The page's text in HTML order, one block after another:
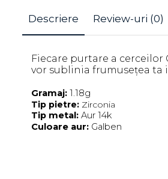
Descriere Review-uri (0)
Fiecare purtare a
vor sublinia frumusețea ta
Gramaj: 1.18g
Tip pietre: Zirconia
Tip metal: Aur 14k
Culoare aur: Galben